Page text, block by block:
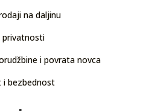
na daljinu
privatnosti
i povrata novca
i bezbednost